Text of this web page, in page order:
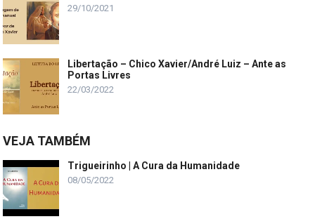
29/10/2021
Libertação – Chico Xavier/André Luiz – Ante as
Portas Livres
22/03/2022
VEJA TAMBÉM
Trigueirinho | A Cura da Humanidade
08/05/2022